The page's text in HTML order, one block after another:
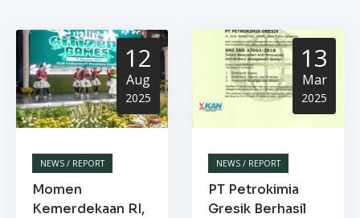
12
Aug
2025
NEWS / REPORT
Momen
Kemerdekaan RI,
13
Mar
2025
NEWS / REPORT
PT Petrokimia
Gresik Berhasil